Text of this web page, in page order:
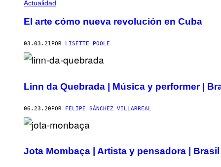
Actualidad
El arte cómo nueva revolución en Cuba
03.03.21 POR LISETTE POOLE
Linn da Quebrada | Música y performer |
06.23.20POR FELIPE SÁNCHEZ VILLARREAL
Jota Mombaça | Artista y pensadora | Brasil